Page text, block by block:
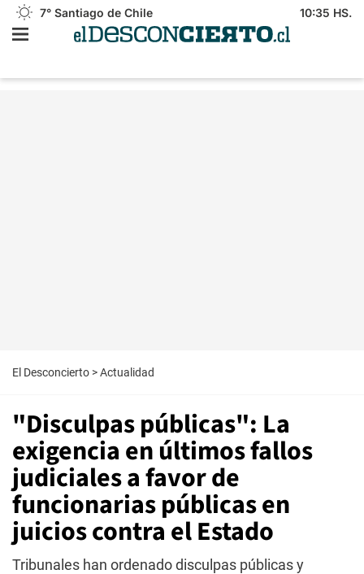
7° Santiago de Chile 10:35 HS.
El Desconcierto >Actualidad
"Disculpas públicas": La
exigencia en últimos fallos
judiciales a favor de
funcionarias públicas en
juicios contra el Estado
Tribunales han ordenado disculpas públicas y